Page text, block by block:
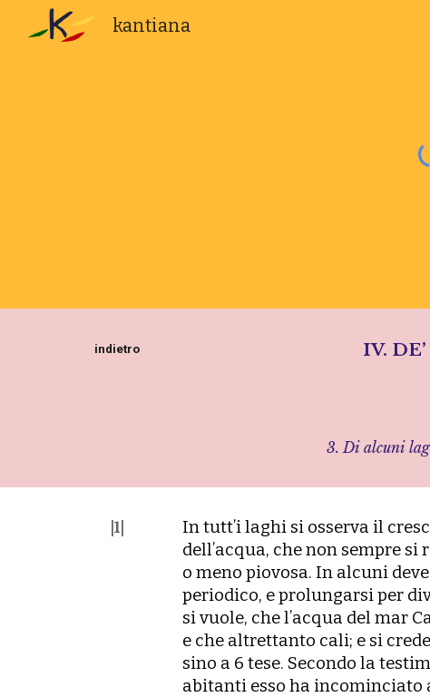
Skip
kantiana
indietro IV.
3. Di alcuni
|1| In tuttʼi laghi si osserva il
dellʼacqua, che non sempre
o meno piovosa. In alcuni
periodico, e prolungarsi per
si vuole, che lʼacqua del mar
e che altrettanto cali; e si
sino a 6 tese. Secondo la
abitanti esso ha incominciato